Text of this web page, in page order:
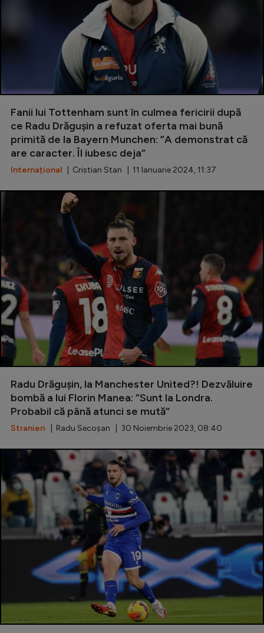
Clasamente
Tenis
Handbal
Natație
Formula 1
Gimnastică
Rugby
Ciclism
Alte sporturi
JO 2024
JO 2026
Intră în cont
Creează cont
Fanii lui Tottenham sunt în culmea fericirii după
ce Radu Drăgușin a refuzat oferta mai bună
primită de la Bayern Munchen: ”A demonstrat că
are caracter. Îl iubesc deja”
Internațional | Cristian Stan | 11 Ianuarie 2024, 11:37
Radu Drăgușin, la Manchester United?! Dezvăluire
bombă a lui Florin Manea: ”Sunt la Londra.
Probabil că până atunci se mută”
Stranieri | Radu Secoșan | 30 Noiembrie 2023, 08:40